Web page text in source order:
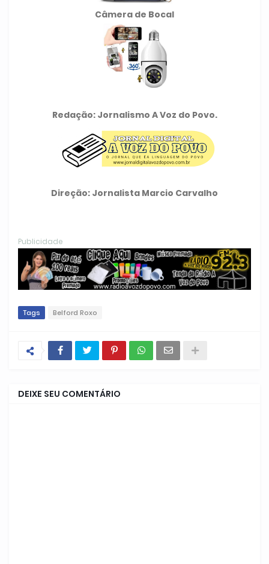
Câmera de Bocal
Redação: Jornalismo A Voz do Povo.
Direção: Jornalista Marcio Carvalho
Publicidade
Tags Belford Roxo
DEIXE SEU COMENTÁRIO